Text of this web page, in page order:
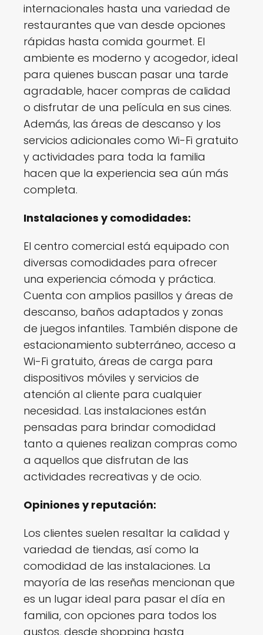
internacionales hasta una variedad de
restaurantes que van desde opciones
rápidas hasta comida gourmet. El
ambiente es moderno y acogedor, ideal
para quienes buscan pasar una tarde
agradable, hacer compras de calidad
o disfrutar de una película en sus cines.
Además, las áreas de descanso y los
servicios adicionales como Wi-Fi gratuito
y actividades para toda la familia
hacen que la experiencia sea aún más
completa.
Instalaciones y comodidades:
El centro comercial está equipado con
diversas comodidades para ofrecer
una experiencia cómoda y práctica.
Cuenta con amplios pasillos y áreas de
descanso, baños adaptados y zonas
de juegos infantiles. También dispone de
estacionamiento subterráneo, acceso a
Wi-Fi gratuito, áreas de carga para
dispositivos móviles y servicios de
atención al cliente para cualquier
necesidad. Las instalaciones están
pensadas para brindar comodidad
tanto a quienes realizan compras como
a aquellos que disfrutan de las
actividades recreativas y de ocio.
Opiniones y reputación:
Los clientes suelen resaltar la calidad y
variedad de tiendas, así como la
comodidad de las instalaciones. La
mayoría de las reseñas mencionan que
es un lugar ideal para pasar el día en
familia, con opciones para todos los
gustos, desde shopping hasta